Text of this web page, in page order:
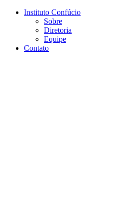
Conteúdo principal Menu principal
Instituto Confúcio
Sobre
Diretoria
Equipe
Contato